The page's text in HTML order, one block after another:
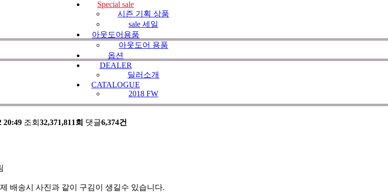
Special sale
시즌 기획 상품
sale 세일
아웃도어용품
아웃도어 용품
옵션
DEALER
딜러소개
CATALOGUE
2018 FW
20:49 조회 32,371,811회 댓글6,374건
배송시 사진과 같이 구김이 생길수 있습니다.